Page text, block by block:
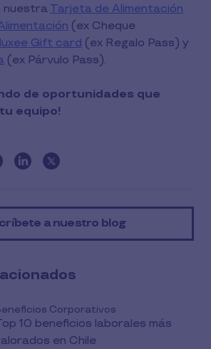
nuestra Tarjeta de Alimentación
(ex Cheque
Gift card (ex Regalo Pass) y
(ex Párvulo Pass).
de oportunidades que
equipo!
a nuestro blog
Corporativos
10 beneficios laborales más
en Chile